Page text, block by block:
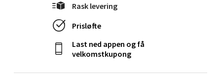
Rask levering
Prisløfte
Last ned appen og få
velkomstkupong
Narvik - Thon Senter Malmporten
Åpent i dag 10-20